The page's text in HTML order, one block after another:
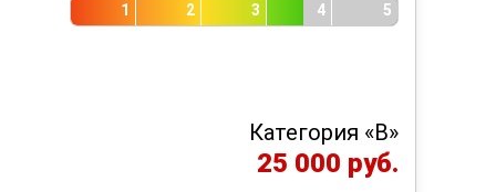
1 2 3 4 5
Категория «B»
25 000 руб.